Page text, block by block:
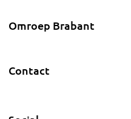
Omroep Brabant
Contact